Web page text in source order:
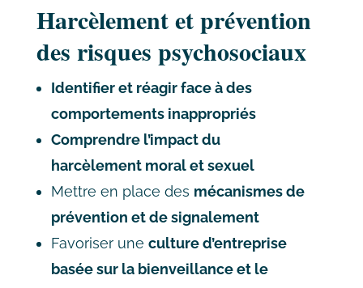
Harcèlement et prévention
des risques psychosociaux
Identifier et réagir face à des
comportements inappropriés
Comprendre l’impact du
harcèlement moral et sexuel
Mettre en place des mécanismes de
prévention et de signalement
Favoriser une culture d’entreprise
basée sur la bienveillance et le